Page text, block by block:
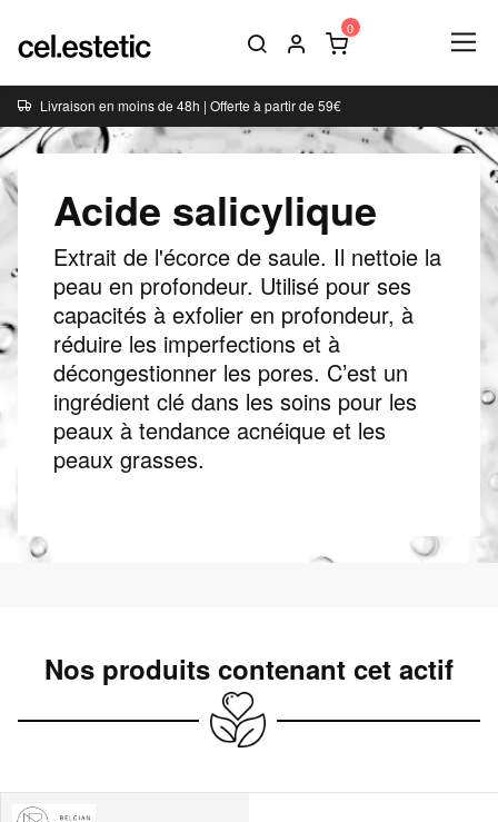
Livraison en moins de 48h | Offerte à partir de 59€
Acide salicylique
Extrait de l'écorce de saule. Il nettoie la
peau en profondeur. Utilisé pour ses
capacités à exfolier en profondeur, à
réduire les imperfections et à
décongestionner les pores. C’est un
ingrédient clé dans les soins pour les
peaux à tendance acnéique et les
peaux grasses.
Nos produits contenant cet actif